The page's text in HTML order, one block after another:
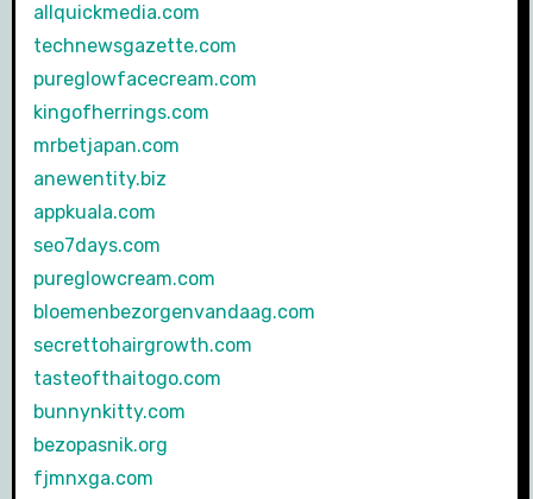
allquickmedia.com
technewsgazette.com
pureglowfacecream.com
kingofherrings.com
mrbetjapan.com
anewentity.biz
appkuala.com
seo7days.com
pureglowcream.com
bloemenbezorgenvandaag.com
secrettohairgrowth.com
tasteofthaitogo.com
bunnynkitty.com
bezopasnik.org
fjmnxga.com